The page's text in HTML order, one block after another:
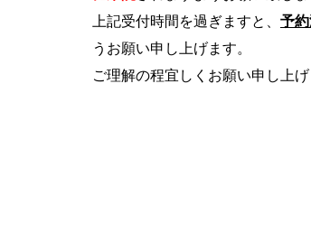
上記受付時間を過ぎますと、 予
うお願い申し上げます。
ご理解の程宜しくお願い申し上げ